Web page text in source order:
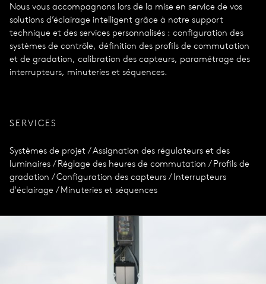
Nous vous accompagnons lors de la mise en service de vos
solutions d’éclairage intelligent grâce à notre support
technique et des services personnalisés : configuration des
systèmes de contrôle, définition des profils de commutation
et de gradation, calibration des capteurs, paramétrage des
interrupteurs, minuteries et séquences.
SERVICES
Systèmes de projet / Assignation des régulateurs et des
luminaires / Réglage des heures de commutation / Profils de
gradation / Configuration des capteurs / Interrupteurs
d'éclairage / Minuteries et séquences